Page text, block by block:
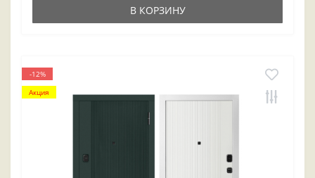
В КОРЗИНУ
-12%
Акция